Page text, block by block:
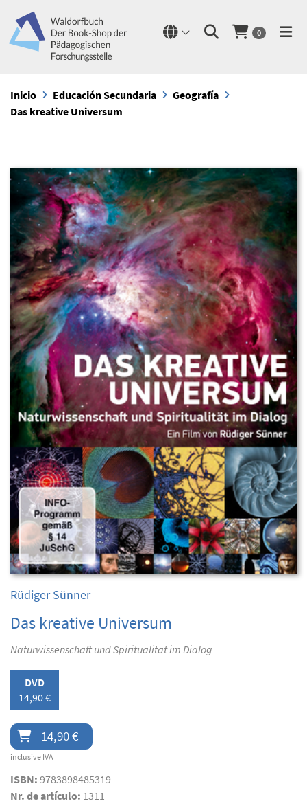
0
Inicio Educación Secundaria
Geografía
Das kreative Universum
Rüdiger Sünner
Das kreative Universum
Naturwissenschaft und Spiritualität im Dialog
DVD
14,90 €
14,90 €
inclusive IVA
ISBN: 9783898485319
Nr. de artículo: 1311